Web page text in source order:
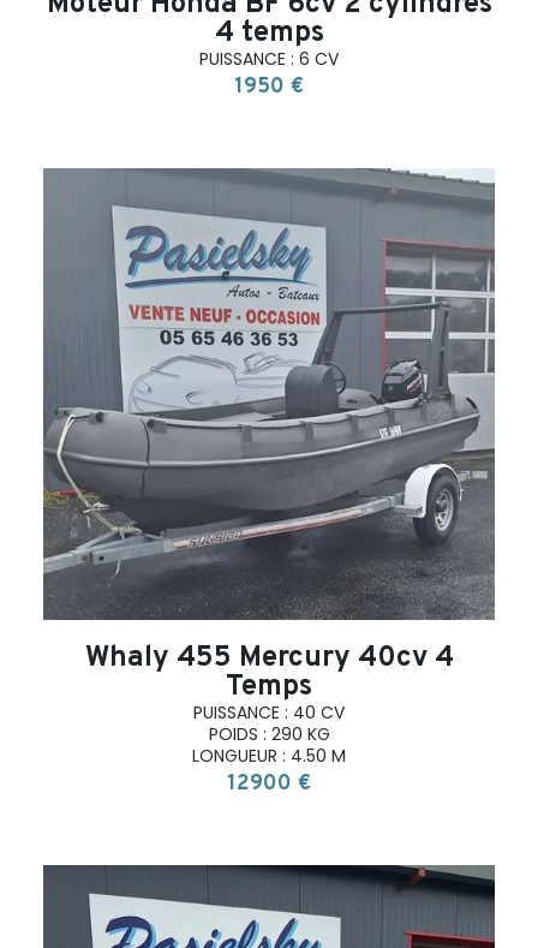
4 temps
PUISSANCE : 6 CV
1950 €
search
Whaly 455 Mercury 40cv 4
Temps
PUISSANCE : 40 CV
POIDS : 290 KG
LONGUEUR : 4.50 M
12900 €